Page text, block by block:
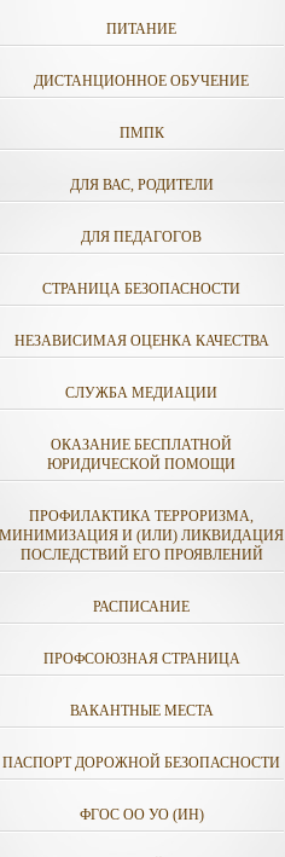
ПИТАНИЕ
ДИСТАНЦИОННОЕ ОБУЧЕНИЕ
ПМПК
ДЛЯ ВАС, РОДИТЕЛИ
ДЛЯ ПЕДАГОГОВ
СТРАНИЦА БЕЗОПАСНОСТИ
НЕЗАВИСИМАЯ ОЦЕНКА КАЧЕСТВА
СЛУЖБА МЕДИАЦИИ
ОКАЗАНИЕ БЕСПЛАТНОЙ
ЮРИДИЧЕСКОЙ ПОМОЩИ
ПРОФИЛАКТИКА ТЕРРОРИЗМА,
МИНИМИЗАЦИЯ И (ИЛИ) ЛИКВИДАЦИЯ
ПОСЛЕДСТВИЙ ЕГО ПРОЯВЛЕНИЙ
РАСПИСАНИЕ
ПРОФСОЮЗНАЯ СТРАНИЦА
ВАКАНТНЫЕ МЕСТА
ПАСПОРТ ДОРОЖНОЙ БЕЗОПАСНОСТИ
ФГОС ОО УО (ИН)